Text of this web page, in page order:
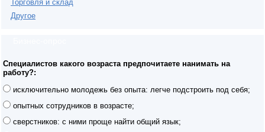
Торговля и склад
Другое
Специалистов какого возраста предпочитаете нанимать на
работу?:
исключительно молодежь без опыта: легче подстроить под себя;
опытных сотрудников в возрасте;
сверстников: с ними проще найти общий язык;